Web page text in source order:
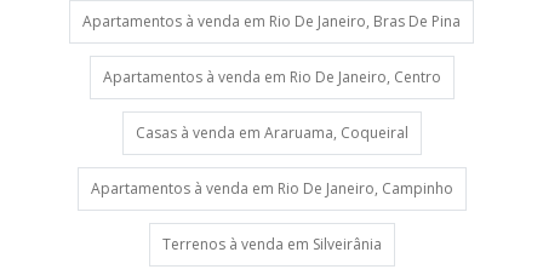
Apartamentos à venda em Rio De Janeiro, Bras De Pina
Apartamentos à venda em Rio De Janeiro, Centro
Casas à venda em Araruama, Coqueiral
Apartamentos à venda em Rio De Janeiro, Campinho
Terrenos à venda em Silveirânia